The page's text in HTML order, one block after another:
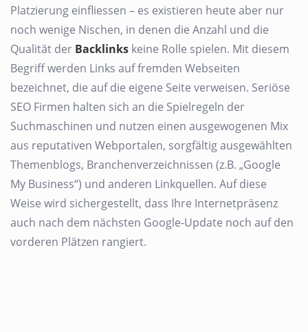
Platzierung einfliessen – es existieren heute aber nur
noch wenige Nischen, in denen die Anzahl und die
Qualität der Backlinks keine Rolle spielen. Mit diesem
Begriff werden Links auf fremden Webseiten
bezeichnet, die auf die eigene Seite verweisen. Seriöse
SEO Firmen halten sich an die Spielregeln der
Suchmaschinen und nutzen einen ausgewogenen Mix
aus reputativen Webportalen, sorgfältig ausgewählten
Themenblogs, Branchenverzeichnissen (z.B. „Google
My Business“) und anderen Linkquellen. Auf diese
Weise wird sichergestellt, dass Ihre Internetpräsenz
auch nach dem nächsten Google-Update noch auf den
vorderen Plätzen rangiert.